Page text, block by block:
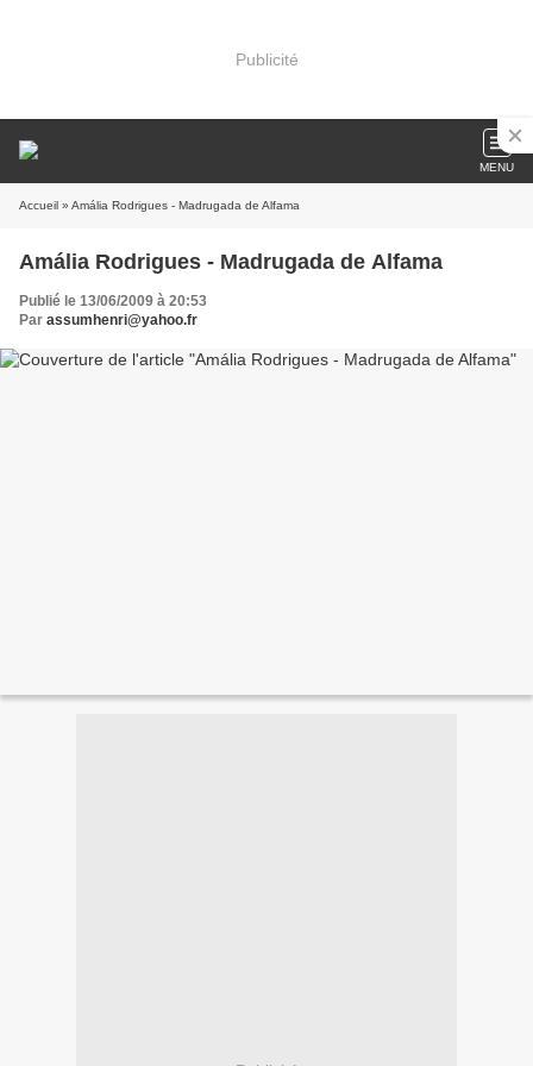
Publicité
MENU
Accueil » Amália Rodrigues - Madrugada de Alfama
Amália Rodrigues - Madrugada de Alfama
Publié le 13/06/2009 à 20:53
Par assumhenri@yahoo.fr